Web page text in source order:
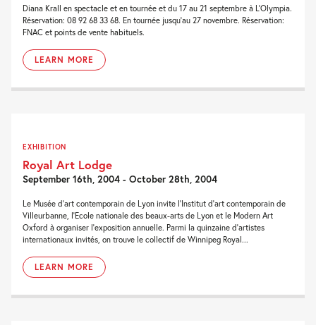
Diana Krall en spectacle et en tournée et du 17 au 21 septembre à L'Olympia.
Réservation: 08 92 68 33 68. En tournée jusqu'au 27 novembre. Réservation:
FNAC et points de vente habituels.
LEARN MORE
EXHIBITION
Royal Art Lodge
September 16th, 2004 - October 28th, 2004
Le Musée d'art contemporain de Lyon invite l'Institut d'art contemporain de
Villeurbanne, l'Ecole nationale des beaux-arts de Lyon et le Modern Art
Oxford à organiser l'exposition annuelle. Parmi la quinzaine d'artistes
internationaux invités, on trouve le collectif de Winnipeg Royal...
LEARN MORE